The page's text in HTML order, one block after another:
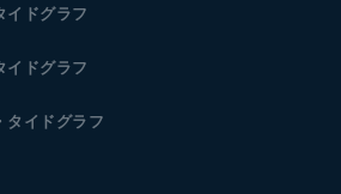
イドグラフ
イドグラフ
タイドグラフ